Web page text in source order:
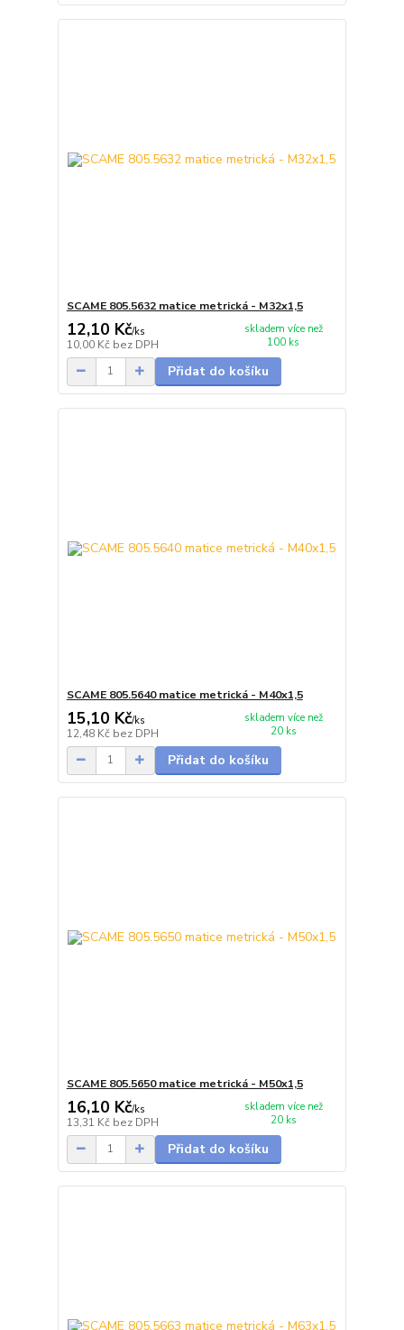
SCAME 805.5632 matice metrická - M32x1,5
12,10 Kč/ks
10,00 Kč bez DPH
skladem více než
100 ks
Přidat do košíku
SCAME 805.5640 matice metrická - M40x1,5
15,10 Kč/ks
12,48 Kč bez DPH
skladem více než
20 ks
Přidat do košíku
SCAME 805.5650 matice metrická - M50x1,5
16,10 Kč/ks
13,31 Kč bez DPH
skladem více než
20 ks
Přidat do košíku